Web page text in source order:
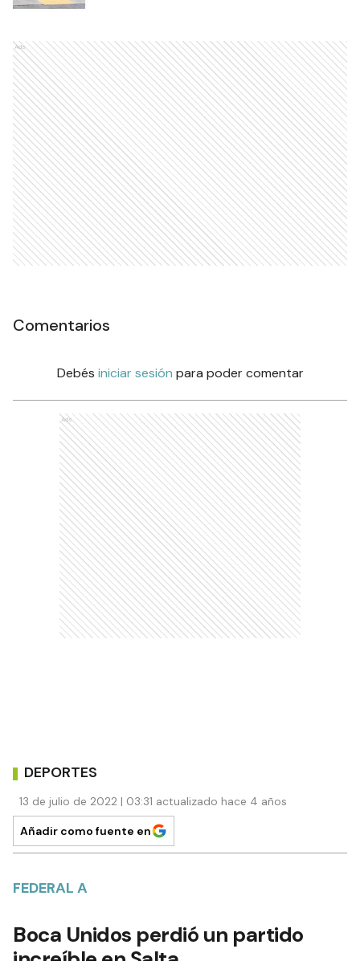
Ads
Comentarios
Debés iniciar sesión para poder comentar
Ads
DEPORTES
13 de julio de 2022 | 03:31 actualizado hace 4 años
Añadir como fuente en
FEDERAL A
Boca Unidos perdió un partido